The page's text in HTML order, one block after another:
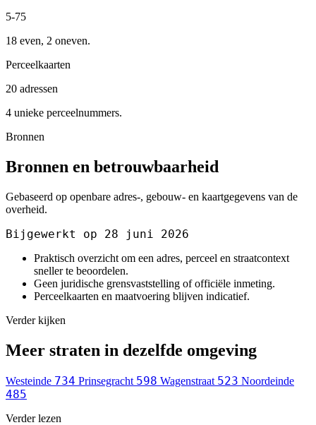
5-75
18 even, 2 oneven.
Perceelkaarten
20 adressen
4 unieke perceelnummers.
Bronnen
Bronnen en betrouwbaarheid
Gebaseerd op openbare adres-, gebouw- en kaartgegevens van de
overheid.
Bijgewerkt op 28 juni 2026
Praktisch overzicht om een adres, perceel en straatcontext
sneller te beoordelen.
Geen juridische grensvaststelling of officiële inmeting.
Perceelkaarten en maatvoering blijven indicatief.
Verder kijken
Meer straten in dezelfde omgeving
Westeinde 734 Prinsegracht 598 Wagenstraat 523 Noordeinde
485
Verder lezen